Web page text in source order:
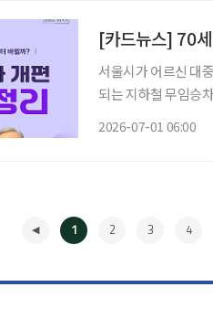
[카드뉴스] 70
서울시가 어르신 대
되는 지하철 무임승
2026-07-01 06:00
1 2 3 4